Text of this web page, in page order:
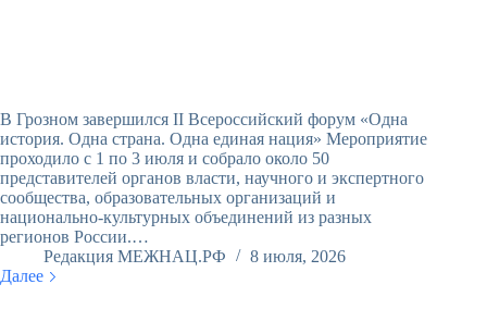
В Грозном завершился II Всероссийский форум «Одна
история. Одна страна. Одна единая нация» Мероприятие
проходило с 1 по 3 июля и собрало около 50
представителей органов власти, научного и экспертного
сообщества, образовательных организаций и
национально-культурных объединений из разных
регионов России.…
Редакция МЕЖНАЦ.РФ
8 июля, 2026
Далее